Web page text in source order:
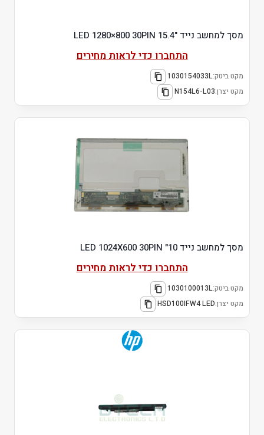
מסך למחשב נייד "15.4 LED 1280×800 30PIN
התחברו כדי לראות מחירים
מקט ביטק:1030154033L
מקט יצרן:N154L6-L03
מסך למחשב נייד 10" LED 1024X600 30PIN
התחברו כדי לראות מחירים
מקט ביטק:1030100013L
מקט יצרן:HSD100IFW4 LED